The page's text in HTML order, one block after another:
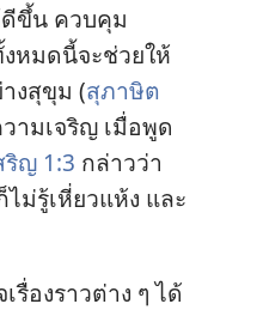
ดีขึ้น ควบคุม
หมดนี้จะช่วยให้
งสุขุม (สุภาษิต
ามเจริญ เมื่อพูด
ริญ 1:3 กล่าวว่า
ไม่รู้เหี่ยวแห้ง และ
เรื่องราวต่าง ๆ ได้